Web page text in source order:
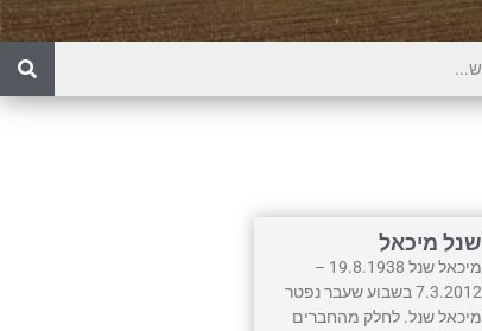
שנל מיכאל
מיכאל שנל 19.8.1938 –
7.3.2012 בשבוע שעבר נפטר
מיכאל שנל. לחלק מהחברים